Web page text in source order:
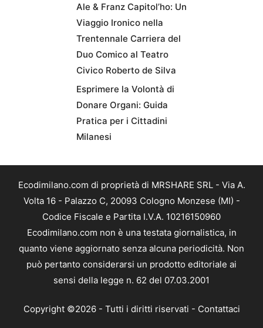
Ale & Franz Capitol’ho: Un
Viaggio Ironico nella
Trentennale Carriera del
Duo Comico al Teatro
Civico Roberto de Silva
Esprimere la Volontà di
Donare Organi: Guida
Pratica per i Cittadini
Milanesi
Ecodimilano.com di proprietà di MRSHARE SRL - Via A.
Volta 16 - Palazzo C, 20093 Cologno Monzese (MI) -
Codice Fiscale e Partita I.V.A. 10216150960
Ecodimilano.com non è una testata giornalistica, in
quanto viene aggiornato senza alcuna periodicità. Non
può pertanto considerarsi un prodotto editoriale ai
sensi della legge n. 62 del 07.03.2001
Copyright ©2026 - Tutti i diritti riservati - Contattaci